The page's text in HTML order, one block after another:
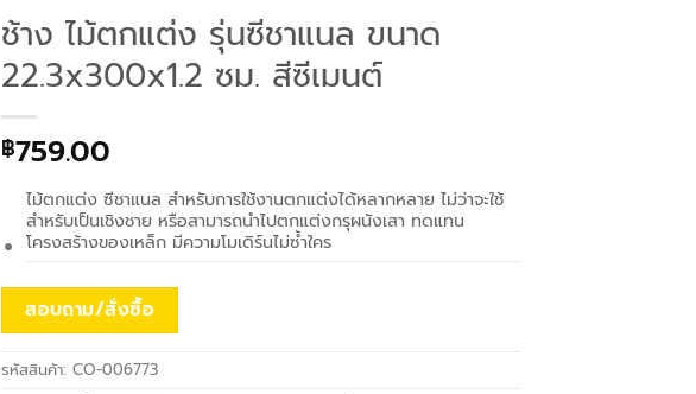
ช้าง ไม้ตกแต่ง รุ่นซีชาแนล ขนาด
22.3x300x1.2 ซม. สีซีเมนต์
฿759.00
ไม้ตกแต่ง ซีชาแนล สำหรับการใช้งานตกแต่งได้หลากหลาย ไม่ว่าจะใช้
สำหรับเป็นเชิงชาย หรือสามารถนำไปตกแต่งกรุผนังเสา ทดแทน
โครงสร้างของเหล็ก มีความโมเดิร์นไม่ซ้ำใคร
สอบถาม/สั่งซื้อ
รหัสสินค้า:CO-006773